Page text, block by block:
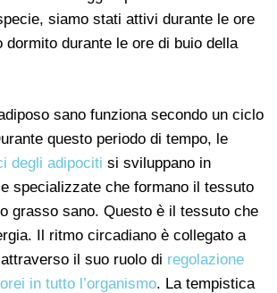
siamo stati attivi durante le ore
dormito durante le ore di buio della
sano funziona secondo un ciclo
questo periodo di tempo, le
degli adipociti si sviluppano in
specializzate che formano il tessuto
grasso sano. Questo è il tessuto che
Il ritmo circadiano è collegato a
il suo ruolo di regolazione
in tutto l’organismo. La tempistica